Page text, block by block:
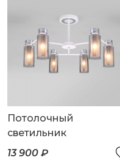
Потолочный
светильник
13 900 ₽